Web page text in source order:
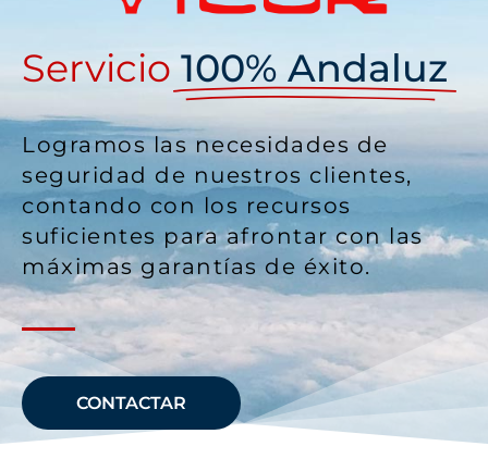
Servicio 100% Andaluz
Logramos las necesidades de
seguridad de nuestros clientes,
contando con los recursos
suficientes para afrontar con las
máximas garantías de éxito.
CONTACTAR